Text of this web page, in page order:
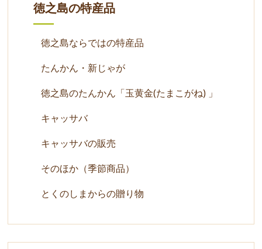
徳之島の特産品
徳之島ならではの特産品
たんかん・新じゃが
徳之島のたんかん「玉黄金(たまこがね) 」
キャッサバ
キャッサバの販売
そのほか（季節商品）
とくのしまからの贈り物